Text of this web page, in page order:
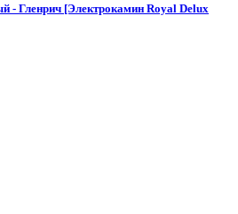
- Гленрич [Электрокамин Royal Delux